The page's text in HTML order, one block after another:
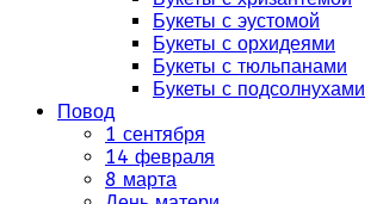
Букеты с эустомой
Букеты с орхидеями
Букеты с тюльпанами
Букеты с подсолнухами
Повод
1 сентября
14 февраля
8 марта